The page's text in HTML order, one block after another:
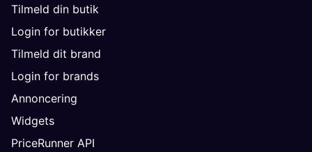
Tilmeld din butik
Login for butikker
Tilmeld dit brand
Login for brands
Annoncering
Widgets
PriceRunner API